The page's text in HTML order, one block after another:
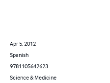
Apr 5, 2012
Spanish
9781105642623
Science & Medicine